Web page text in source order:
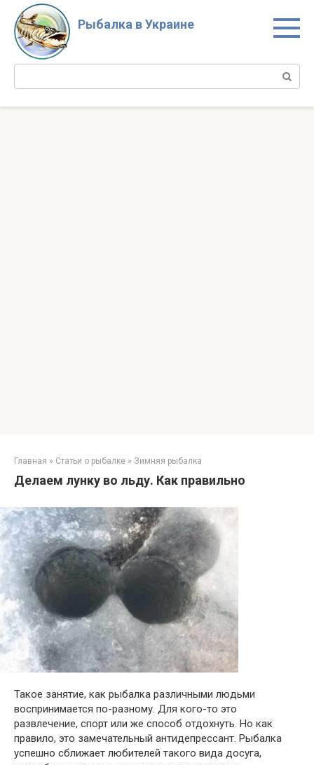
Перейти
контенту
Рыбалка в Украине
Главная » Статьи о рыбалке » Зимняя рыбалка
Делаем лунку во льду. Как правильно
Такое занятие, как рыбалка различными людьми
воспринимается по-разному. Для кого-то это
развлечение, спорт или же способ отдохнуть. Но как
правило, это замечательный антидепрессант. Рыбалка
успешно сближает любителей такого вида досуга,